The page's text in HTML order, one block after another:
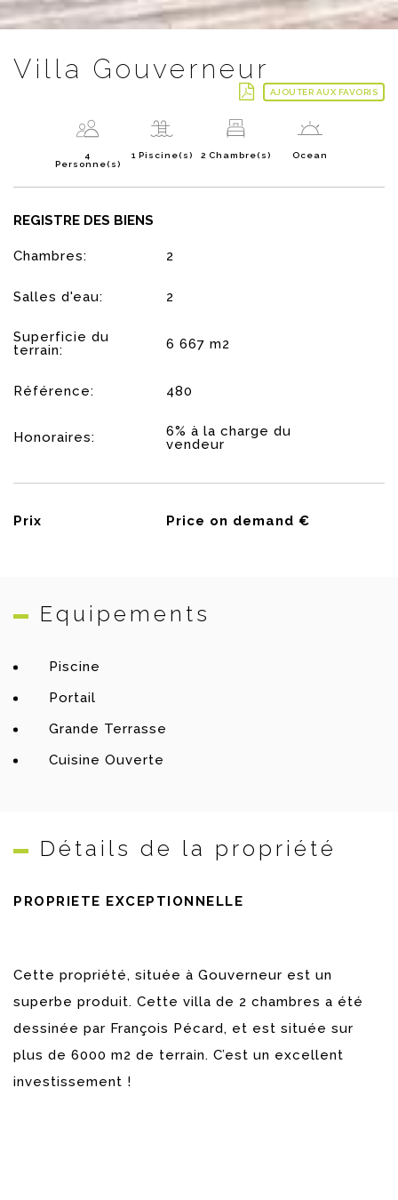
Villa Gouverneur
AJOUTER AUX FAVORIS
4
Personne(s)
1 Piscine(s) 2 Chambre(s) Ocean
REGISTRE DES BIENS
Chambres: 2
Salles d'eau: 2
Superficie du
terrain:
6 667 m2
Référence: 480
Honoraires:
6% à la charge du
vendeur
Prix Price on demand €
Equipements
Piscine
Portail
Grande Terrasse
Cuisine Ouverte
Détails de la propriété
PROPRIÉTÉ EXCEPTIONNELLE
Cette propriété, située à Gouverneur est un
superbe produit. Cette villa de 2 chambres a été
dessinée par François Pécard, et est située sur
plus de 6000 m2 de terrain. C’est un excellent
investissement !